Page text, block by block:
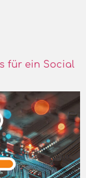
für ein Social